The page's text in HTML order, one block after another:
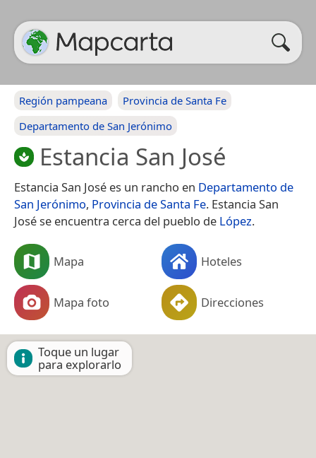
Región pampeana
Provincia de Santa Fe
Departamento de San Jerónimo
Estancia San José
Estancia San José es un rancho en Departamento de
San Jerónimo, Provincia de Santa Fe. Estancia San
José se encuentra cerca del pueblo de López.
Mapa Hoteles
Mapa foto Direcciones
Toque un lugar
para explorarlo